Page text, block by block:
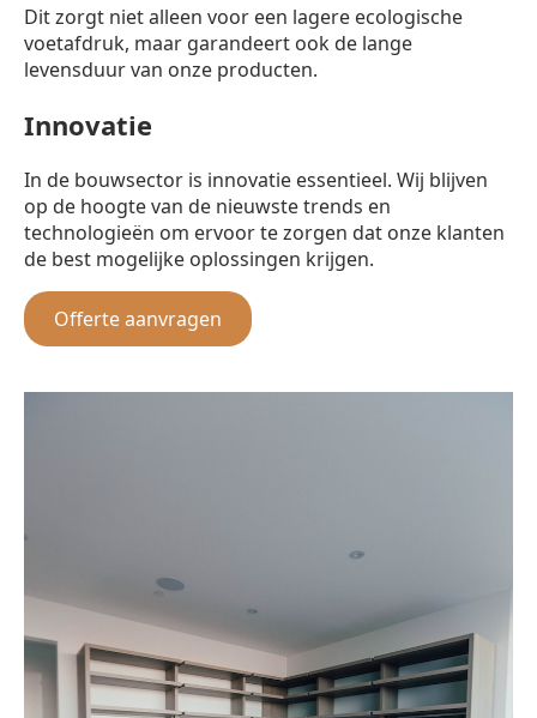
Dit zorgt niet alleen voor een lagere ecologische
voetafdruk, maar garandeert ook de lange
levensduur van onze producten.
Innovatie
In de bouwsector is innovatie essentieel. Wij blijven
op de hoogte van de nieuwste trends en
technologieën om ervoor te zorgen dat onze klanten
de best mogelijke oplossingen krijgen.
Offerte aanvragen